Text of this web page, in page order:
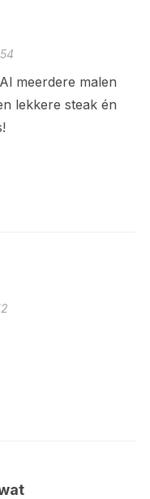
meerdere malen
lekkere steak én